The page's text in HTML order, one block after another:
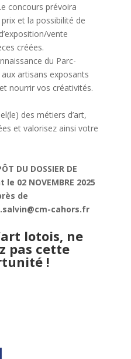
concours prévoira
et la possibilité de
vente
créées.
du Parc-
artisans exposants
nourrir vos créativités.
des métiers d’art,
et valorisez ainsi votre
DU DOSSIER DE
le 02 NOVEMBRE 2025
de
cahors.fr
lotois, ne
pas cette
!